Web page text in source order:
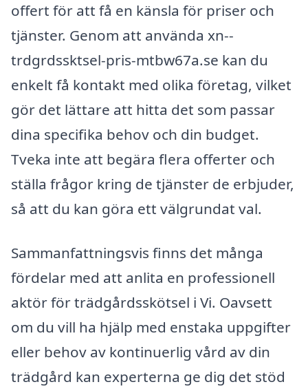
offert för att få en känsla för priser och
tjänster. Genom att använda xn--
trdgrdssktsel-pris-mtbw67a.se kan du
enkelt få kontakt med olika företag, vilket
gör det lättare att hitta det som passar
dina specifika behov och din budget.
Tveka inte att begära flera offerter och
ställa frågor kring de tjänster de erbjuder,
så att du kan göra ett välgrundat val.
Sammanfattningsvis finns det många
fördelar med att anlita en professionell
aktör för trädgårdsskötsel i Vi. Oavsett
om du vill ha hjälp med enstaka uppgifter
eller behov av kontinuerlig vård av din
trädgård kan experterna ge dig det stöd